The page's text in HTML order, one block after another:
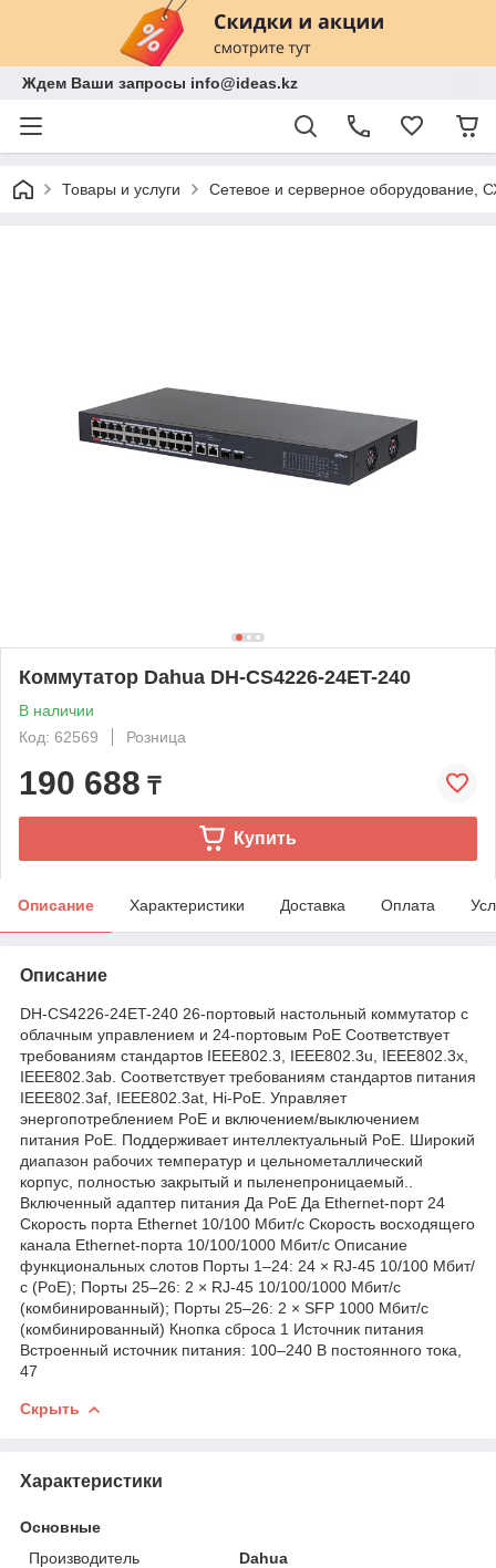
Ждем Ваши запросы info@ideas.kz
Товары и услуги Сетевое и серверное оборудование,
Коммутатор Dahua DH-CS4226-24ET-240
В наличии
Код: 62569
Розница
190 688 ₸
Купить
Описание Характеристики Доставка Оплата
Описание
DH-CS4226-24ET-240 26-портовый настольный коммутатор с
облачным управлением и 24-портовым PoE Соответствует
требованиям стандартов IEEE802.3, IEEE802.3u, IEEE802.3x,
IEEE802.3ab. Соответствует требованиям стандартов питания
IEEE802.3af, IEEE802.3at, Hi-PoE. Управляет
энергопотреблением PoE и включением/выключением
питания PoE. Поддерживает интеллектуальный PoE. Широкий
диапазон рабочих температур и цельнометаллический
корпус, полностью закрытый и пыленепроницаемый..
Включенный адаптер питания Да PoE Да Ethernet-порт 24
Скорость порта Ethernet 10/100 Мбит/с Скорость восходящего
канала Ethernet-порта 10/100/1000 Мбит/с Описание
функциональных слотов Порты 1–24: 24 × RJ-45 10/100 Мбит/
с (PoE); Порты 25–26: 2 × RJ-45 10/100/1000 Мбит/с
(комбинированный); Порты 25–26: 2 × SFP 1000 Мбит/с
(комбинированный) Кнопка сброса 1 Источник питания
Встроенный источник питания: 100–240 В постоянного тока,
47
Скрыть
Характеристики
Основные
Производитель
Dahua